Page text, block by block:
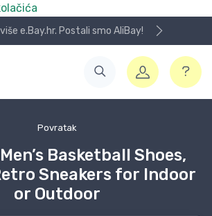
e.Bay.hr. Postali smo AliBay!
Povratak
Basketball Shoes,
Sneakers for Indoor
or Outdoor